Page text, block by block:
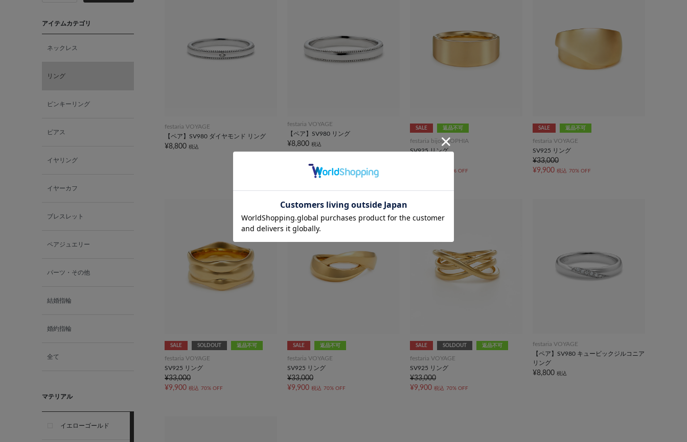
アイテムカテゴリ
ネックレス
リング
ピンキーリング
ピアス
イヤリング
イヤーカフ
ブレスレット
ペアジュエリー
パーツ・その他
結婚指輪
婚約指輪
全て
マテリアル
イエローゴールド
festaria VOYAGE
【ペア】SV980 ダイヤモンド リング
¥8,800 税込
festaria VOYAGE
【ペア】SV980 リング
¥8,800 税込
SALE 返品不可
festaria bijou SOPHIA
SV925 リング
70% OFF
SALE 返品不可
festaria VOYAGE
SV925 リング
¥33,000
¥9,900 税込 70% OFF
SALE SOLDOUT 返品不可
festaria VOYAGE
SV925 リング
¥33,000
¥9,900 税込 70% OFF
SALE 返品不可
festaria VOYAGE
SV925 リング
¥33,000
¥9,900 税込 70% OFF
SALE SOLDOUT 返品不可
festaria VOYAGE
SV925 リング
¥33,000
¥9,900 税込 70% OFF
festaria VOYAGE
【ペア】SV980 キュービックジルコニア
リング
¥8,800 税込